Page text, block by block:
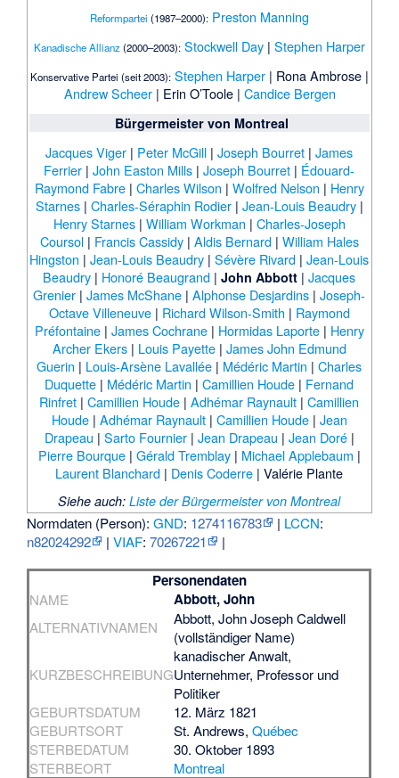
Reformpartei (1987–2000): Preston Manning
Kanadische Allianz(2000–2003): Stockwell Day | Stephen Harper
Konservative Partei (seit 2003): Stephen Harper | Rona Ambrose |
Andrew Scheer| Erin O’Toole| Candice Bergen
Bürgermeister von Montreal
Jacques Viger | Peter McGill |Joseph Bourret |James
Ferrier |John Easton Mills |Joseph Bourret | Édouard-
Raymond Fabre| Charles Wilson | Wolfred Nelson | Henry
Starnes| Charles-Séraphin Rodier| Jean-Louis Beaudry|
Henry Starnes| William Workman | Charles-Joseph
Coursol| Francis Cassidy| Aldis Bernard| William Hales
Hingston |Jean-Louis Beaudry |Sévère Rivard |Jean-Louis
Beaudry | Honoré Beaugrand |John Abbott |Jacques
Grenier |James McShane |Alphonse Desjardins |Joseph-
Octave Villeneuve| Richard Wilson-Smith | Raymond
Préfontaine| James Cochrane| Hormidas Laporte| Henry
Archer Ekers| Louis Payette| James John Edmund
Guerin | Louis-Arsène Lavallée | Médéric Martin |Charles
Duquette | Médéric Martin |Camillien Houde | Fernand
Rinfret |Camillien Houde |Adhémar Raynault |Camillien
Houde| Adhémar Raynault| Camillien Houde| Jean
Drapeau | Sarto Fournier| Jean Drapeau | Jean Doré|
Pierre Bourque| Gérald Tremblay| Michael Applebaum |
Laurent Blanchard | Denis Coderre |Valérie Plante
Siehe auch:Liste der Bürgermeister von Montreal
Normdaten (Person):GND: 1274116783 | LCCN:
n82024292
|VIAF:70267221 |
Personendaten
NAME Abbott, John
ALTERNATIVNAMEN
Abbott, John Joseph Caldwell
(vollständiger Name)
KURZBESCHREIBUNG
kanadischer Anwalt,
Unternehmer, Professor und
Politiker
GEBURTSDATUM
12. März 1821
GEBURTSORT
St. Andrews,Québec
STERBEDATUM
30. Oktober 1893
STERBEORT
Montreal